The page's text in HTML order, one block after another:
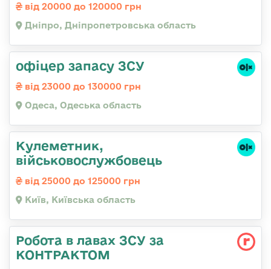
від 20000 до 120000 грн
Дніпро, Дніпропетровська область
офіцер запасу ЗСУ
від 23000 до 130000 грн
Одеса, Одеська область
Кулеметник,
військовослужбовець
від 25000 до 125000 грн
Київ, Київська область
Робота в лавах ЗСУ за
КОНТРАКТОМ